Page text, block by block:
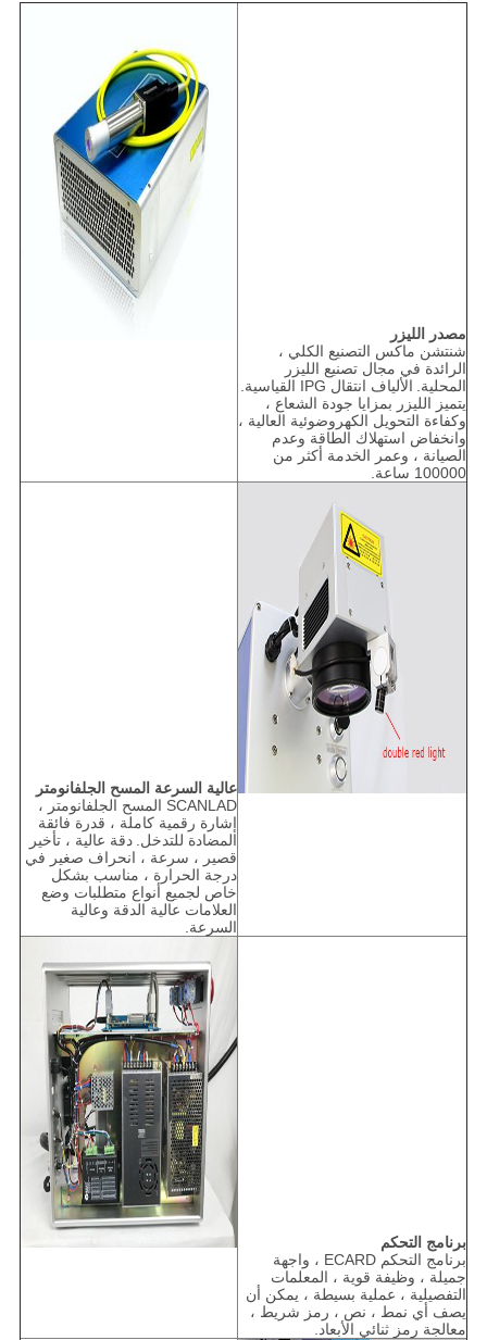
مصدر الليزر
شنتشن ماكس التصنيع الكلي ،
الرائدة في مجال تصنيع الليزر
المحلية. الألياف انتقال IPG القياسية.
يتميز الليزر بمزايا جودة الشعاع ،
وكفاءة التحويل الكهروضوئية العالية ،
وانخفاض استهلاك الطاقة وعدم
الصيانة ، وعمر الخدمة أكثر من
100000 ساعة.
عالية السرعة المسح الجلفانومتر
SCANLAD المسح الجلفانومتر ،
إشارة رقمية كاملة ، قدرة فائقة
المضادة للتدخل. دقة عالية ، تأخير
قصير ، سرعة ، انحراف صغير في
درجة الحرارة ، مناسب بشكل
خاص لجميع أنواع متطلبات وضع
العلامات عالية الدقة وعالية
السرعة.
برنامج التحكم
برنامج التحكم ECARD ، واجهة
جميلة ، وظيفة قوية ، المعلمات
التفصيلية ، عملية بسيطة ، يمكن أن
يصف أي نمط ، نص ، رمز شريط ،
معالجة رمز ثنائي الأبعاد.